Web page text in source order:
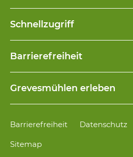
Schnellzugriff
überspringen
Barrierefreiheit
überspringen
Grevesmühlen erleben
Navigation
Barrierefreiheit Datenschutz
Sitemap